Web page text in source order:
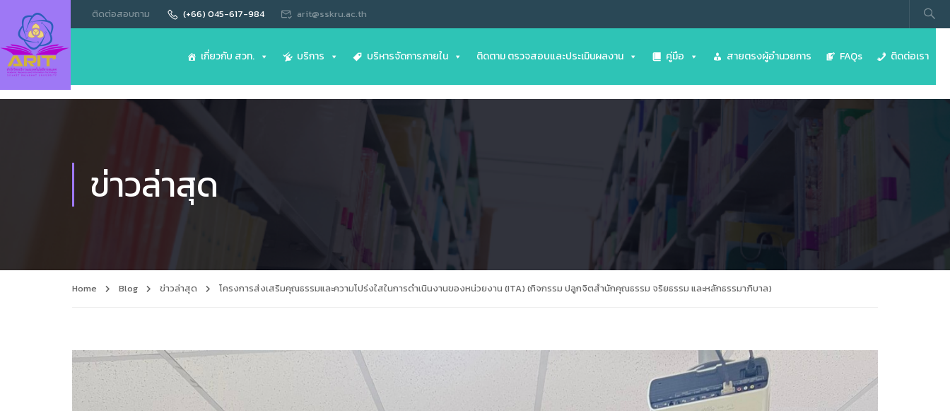
ติดต่อสอบถาม (+66) 045-617-984 arit@sskru.ac.th
เกี่ยวกับ สวท. บริการ บริหารจัดการภายใน ติดตาม ตรวจสอบและประเมินผลงาน คู่มือ สายตรงผู้อำนวยการ FAQs ติดต่อเรา
ข่าวล่าสุด
Home Blog ข่าวล่าสุด โครงการส่งเสริมคุณธรรมและความโปร่งใสในการดำเนินงานของหน่วยงาน (ITA) (กิจกรรม ปลูกจิตสำนักคุณธรรม จริยธรรม และหลักธรรมาภิบาล)